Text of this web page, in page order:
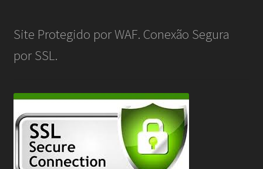
Site Protegido por WAF. Conexão Segura
por SSL.